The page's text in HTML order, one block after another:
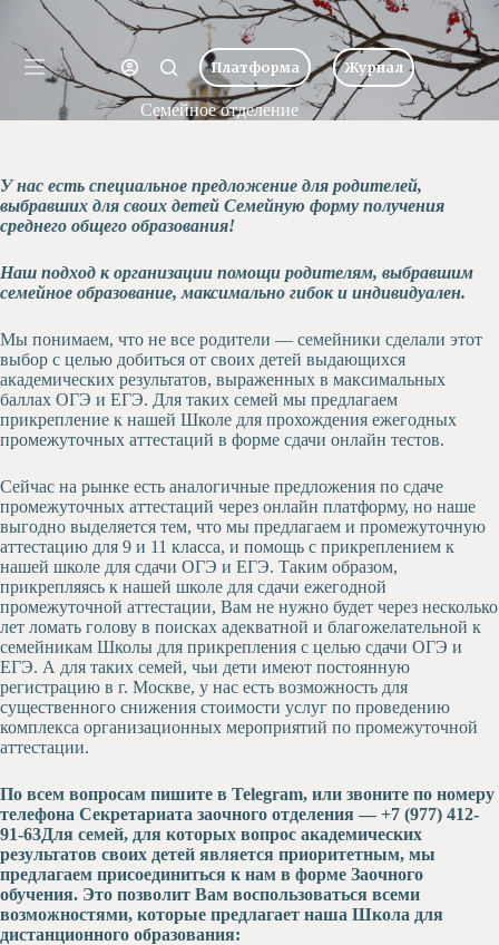
Перейти
сути
Ничего
Главная
школе
Учеба
центр
Царевич
Заочная
школа
Допобразование
Творчество
Художественная
студия
Музыкальное
отделение
Психологическая
Служба
Тьюторская
служба
Имя пользователя или Email
Вход
Имя пользователя или Email
Получить новый пароль
← Вернуться ко входу
Платформа Журнал
Семейное отделение
У нас есть специальное предложение для родителей,
выбравших для своих детей Семейную форму получения
среднего общего образования!
Наш подход к организации помощи родителям, выбравшим
семейное образование, максимально гибок и индивидуален.
Мы понимаем, что не все родители — семейники сделали этот
выбор с целью добиться от своих детей выдающихся
академических результатов, выраженных в максимальных
баллах ОГЭ и ЕГЭ. Для таких семей мы предлагаем
прикрепление к нашей Школе для прохождения ежегодных
промежуточных аттестаций в форме сдачи онлайн тестов.
Сейчас на рынке есть аналогичные предложения по сдаче
промежуточных аттестаций через онлайн платформу, но наше
выгодно выделяется тем, что мы предлагаем и промежуточную
аттестацию для 9 и 11 класса, и помощь с прикреплением к
нашей школе для сдачи ОГЭ и ЕГЭ. Таким образом,
прикрепляясь к нашей школе для сдачи ежегодной
промежуточной аттестации, Вам не нужно будет через несколько
лет ломать голову в поисках адекватной и благожелательной к
семейникам Школы для прикрепления с целью сдачи ОГЭ и
ЕГЭ. А для таких семей, чьи дети имеют постоянную
регистрацию в г. Москве, у нас есть возможность для
существенного снижения стоимости услуг по проведению
комплекса организационных мероприятий по промежуточной
аттестации.
По всем вопросам пишите в Telegram, или звоните по номеру
телефона Секретариата заочного отделения — +7 (977) 412-
91-63Для семей, для которых вопрос академических
результатов своих детей является приоритетным, мы
предлагаем присоединиться к нам в форме Заочного
обучения. Это позволит Вам воспользоваться всеми
возможностями, которые предлагает наша Школа для
дистанционного образования: